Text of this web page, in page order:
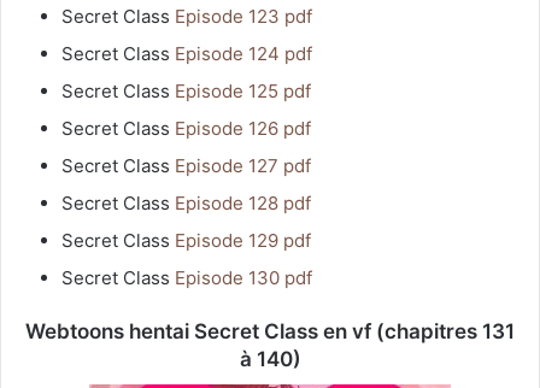
Secret Class Episode 123 pdf
Secret Class Episode 124 pdf
Secret Class Episode 125 pdf
Secret Class Episode 126 pdf
Secret Class Episode 127 pdf
Secret Class Episode 128 pdf
Secret Class Episode 129 pdf
Secret Class Episode 130 pdf
Webtoons hentai Secret Class en vf (chapitres 131
à 140)